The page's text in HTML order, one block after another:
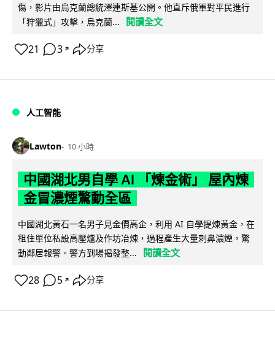
傷，影片由烏克蘭總統澤連斯基公開。他直斥俄軍對平民進行
「狩獵式」攻擊，烏克蘭...
閱讀全文
21 3 ↗ 分享
人工智能
Lawton 10 小時
中國湖北男自學 AI 「煉金術」 屋內煉
金冒濃煙驚動全區
中國湖北黃石一名男子見金價高企，利用 AI 自學提煉黃金，在
租住單位私設高壓爐及作坊冶煉，過程產生大量刺鼻濃煙，驚
動鄰居報警。警方到場揭發整...
閱讀全文
28 5 ↗ 分享